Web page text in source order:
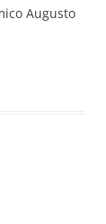
Augusto